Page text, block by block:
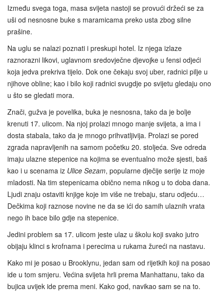
Između svega toga, masa svijeta nastoji se provući držeći se za
uši od nesnosne buke s maramicama preko usta zbog silne
prašine.
Na uglu se nalazi poznati i preskupi hotel. Iz njega izlaze
raznorazni likovi, uglavnom sredovječne djevojke u fensi odjeći
koja jedva prekriva tijelo. Dok one čekaju svoj uber, radnici pilje u
njihove obline; kao i bilo koji radnici svugdje po svijetu gledaju ono
u što se gledati mora.
Znači, gužva je povelika, buka je nesnosna, tako da je bolje
krenuti 17. ulicom. Na njoj prolazi mnogo manje svijeta, a ima i
dosta stabala, tako da je mnogo prihvatljivija. Prolazi se pored
zgrada napravljenih na samom početku 20. stoljeća. Sve odreda
imaju ulazne stepenice na kojima se eventualno može sjesti, baš
kao i u scenama iz Ulice Sezam, popularne dječije serije iz moje
mladosti. Na tim stepenicama obično nema nikog u to doba dana.
Ljudi znaju ostaviti knjige koje im više ne trebaju, staru odjeću…
Dečkima koji raznose novine ne da se ići do samih ulaznih vrata
nego ih bace bilo gdje na stepenice.
Jedini problem sa 17. ulicom jeste ulaz u školu koji svako jutro
obijaju klinci s krofnama i perecima u rukama žureći na nastavu.
Kako mi je posao u Brooklynu, jedan sam od rijetkih koji na posao
ide u tom smjeru. Većina svijeta hrli prema Manhattanu, tako da
bujica uvijek ide prema meni. Kako god, navikao sam se na to.